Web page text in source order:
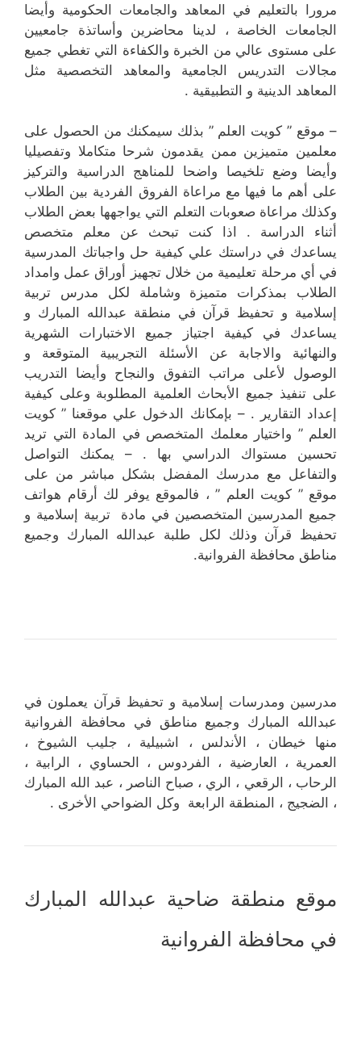
مرورا بالتعليم في المعاهد والجامعات الحكومية وأيضا
الجامعات الخاصة ، لدينا محاضرين وأساتذة جامعيين
على مستوى عالي من الخبرة والكفاءة التي تغطي جميع
مجالات التدريس الجامعية والمعاهد التخصصية مثل
المعاهد الدينية و التطبيقية .
– موقع ” كويت العلم ” بذلك سيمكنك من الحصول على
معلمين متميزين ممن يقدمون شرحا متكاملا وتفصيليا
وأيضا وضع تلخيصا واضحا للمناهج الدراسية والتركيز
على أهم ما فيها مع مراعاة الفروق الفردية بين الطلاب
وكذلك مراعاة صعوبات التعلم التي يواجهها بعض الطلاب
أثناء الدراسة . اذا كنت تبحث عن معلم متخصص
يساعدك في دراستك علي كيفية حل واجباتك المدرسية
في أي مرحلة تعليمية من خلال تجهيز أوراق عمل وامداد
الطلاب بمذكرات متميزة وشاملة لكل مدرس تربية
إسلامية و تحفيظ قرآن في منطقة عبدالله المبارك و
يساعدك في كيفية اجتياز جميع الاختبارات الشهرية
والنهائية والاجابة عن الأسئلة التجريبية المتوقعة و
الوصول لأعلى مراتب التفوق والنجاح وأيضا التدريب
على تنفيذ جميع الأبحاث العلمية المطلوبة وعلى كيفية
إعداد التقارير . – بإمكانك الدخول علي موقعنا ” كويت
العلم ” واختيار معلمك المتخصص في المادة التي تريد
تحسين مستواك الدراسي بها . – يمكنك التواصل
والتفاعل مع مدرسك المفضل بشكل مباشر من على
موقع ” كويت العلم ” ، فالموقع يوفر لك أرقام هواتف
جميع المدرسين المتخصصين في مادة تربية إسلامية و
تحفيظ قرآن وذلك لكل طلبة عبدالله المبارك وجميع
مناطق محافظة الفروانية.
مدرسين ومدرسات إسلامية و تحفيظ قرآن يعملون في
عبدالله المبارك وجميع مناطق في محافظة الفروانية
منها خيطان ، الأندلس ، اشبيلية ، جليب الشيوخ ،
العمرية ، العارضية ، الفردوس ، الحساوي ، الرابية ،
الرحاب ، الرقعي ، الري ، صباح الناصر ، عبد الله المبارك
، الضجيج ، المنطقة الرابعة وكل الضواحي الأخرى .
موقع منطقة ضاحية عبدالله المبارك
في محافظة الفروانية